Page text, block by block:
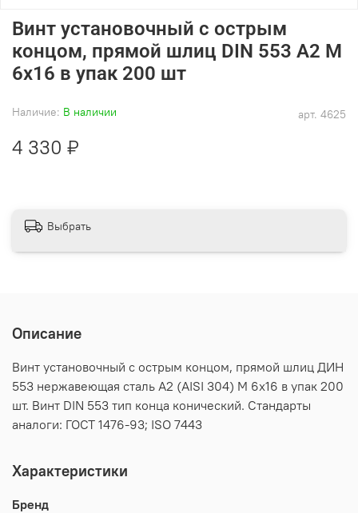
арт. 4625
Наличие: В наличии
Винт установочный с острым
концом, прямой шлиц DIN 553 А2 M
6х16 в упак 200 шт
4 330 ₽
Выбрать
Описание
Винт установочный с острым концом, прямой шлиц ДИН
553 нержавеющая сталь А2 (AISI 304) M 6х16 в упак 200
шт. Винт DIN 553 тип конца конический. Стандарты
аналоги: ГОСТ 1476-93; ISO 7443
Характеристики
Бренд